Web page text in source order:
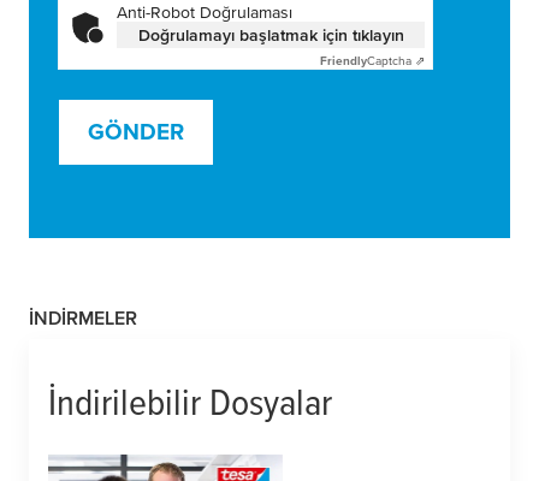
Anti-Robot Doğrulaması
Doğrulamayı başlatmak için tıklayın
FriendlyCaptcha ⇗
GÖNDER
İNDIRMELER
İndirilebilir Dosyalar